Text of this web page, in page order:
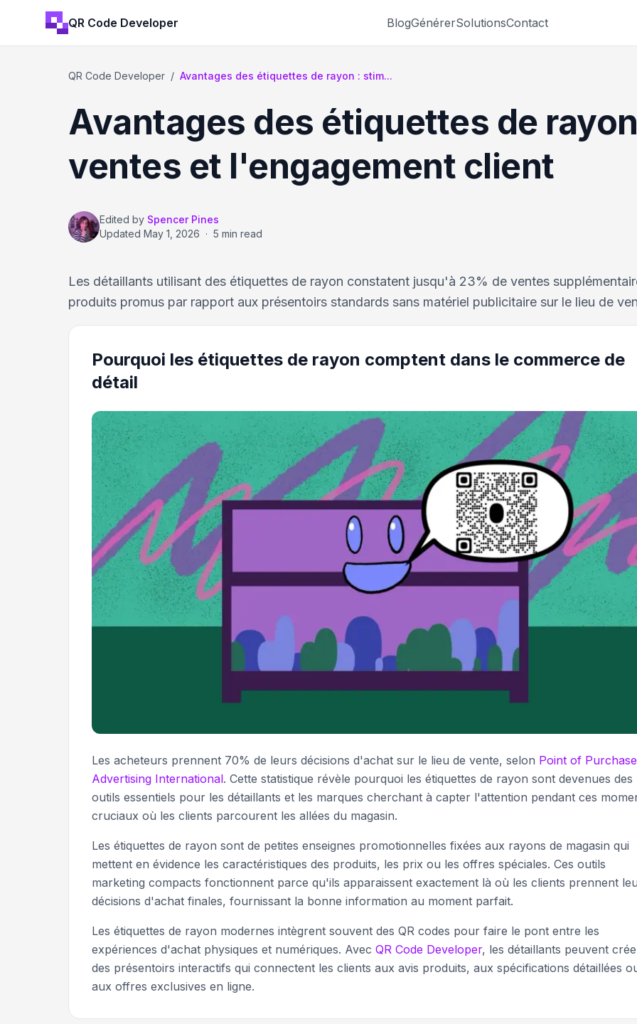
QR Code Developer BlogGénérerSolutionsContact
QR Code Developer / Avantages des étiquettes de rayon : stim...
Avantages des étiquettes de
ventes et l'engagement client
Edited by Spencer Pines
Updated May 1, 2026 · 5 min read
Les détaillants utilisant des étiquettes de rayon constatent jusqu'à 23% de ventes
produits promus par rapport aux présentoirs standards sans matériel publicitaire sur le lieu de
Pourquoi les étiquettes de rayon comptent dans le commerce de
détail
Les acheteurs prennent 70% de leurs décisions d'achat sur le lieu de vente, selon Point of Purchase
Advertising International. Cette statistique révèle pourquoi les étiquettes de rayon sont devenues des
outils essentiels pour les détaillants et les marques cherchant à capter l'attention pendant ces
cruciaux où les clients parcourent les allées du magasin.
Les étiquettes de rayon sont de petites enseignes promotionnelles fixées aux rayons de magasin qui
mettent en évidence les caractéristiques des produits, les prix ou les offres spéciales. Ces outils
marketing compacts fonctionnent parce qu'ils apparaissent exactement là où les clients prennent
décisions d'achat finales, fournissant la bonne information au moment parfait.
Les étiquettes de rayon modernes intègrent souvent des QR codes pour faire le pont entre les
expériences d'achat physiques et numériques. Avec QR Code Developer, les détaillants peuvent
des présentoirs interactifs qui connectent les clients aux avis produits, aux spécifications détaillées
aux offres exclusives en ligne.